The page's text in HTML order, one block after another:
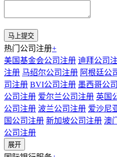
热门公司注册+
美国基金会公司注册 迪拜公司
注册 马绍尔公司注册 阿根廷公
司注册 BVI公司注册 墨西哥公
公司注册 爱尔兰公司注册 英国
公司注册 波兰公司注册 爱沙尼
国公司注册 新加坡公司注册 澳
公司注册
展开